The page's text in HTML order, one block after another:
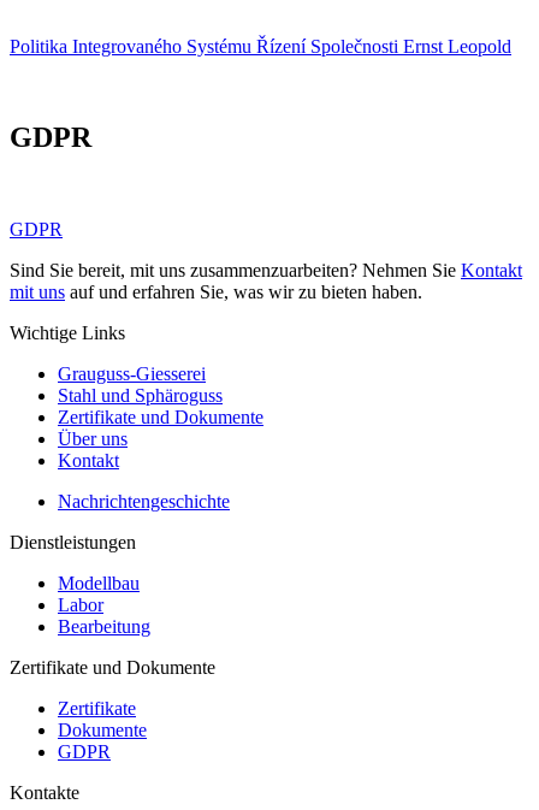
Politika Integrovaného Systému Řízení Společnosti Ernst Leopold
GDPR
GDPR
Sind Sie bereit, mit uns zusammenzuarbeiten? Nehmen Sie Kontakt
mit uns auf und erfahren Sie, was wir zu bieten haben.
Wichtige Links
Grauguss-Giesserei
Stahl und Sphäroguss
Zertifikate und Dokumente
Über uns
Kontakt
Nachrichtengeschichte
Dienstleistungen
Modellbau
Labor
Bearbeitung
Zertifikate und Dokumente
Zertifikate
Dokumente
GDPR
Kontakte